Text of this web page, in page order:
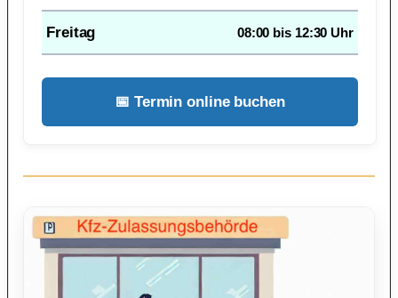
Freitag 08:00 bis 12:30 Uhr
📅 Termin online buchen